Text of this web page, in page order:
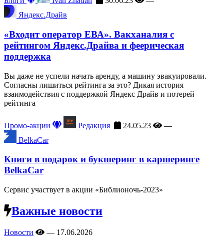
Яндекс.Драйв
«Входит оператор ЕВА». Вакханалия с
рейтингом Яндекс.Драйва и феерическая
поддержка
Вы даже не успели начать аренду, а машину эвакуировали.
Согласны лишиться рейтинга за это? Дикая история
взаимодействия с поддержкой Яндекс Драйв и потерей
рейтинга
Промо-акции Редакция 24.05.23
—
BelkaCar
Книги в подарок и букшеринг в каршеринге
BelkaCar
Сервис участвует в акции «Библионочь-2023»
Важные новости
Новости — 17.06.2026